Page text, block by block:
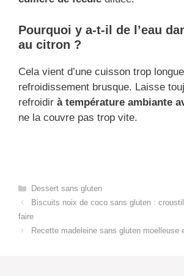
Pourquoi y a-t-il de l’eau
au citron ?
Cela vient d’une cuisson trop
refroidissement brusque. Laisse
refroidir à température ambiante
ne la couvre pas trop vite.
Categories
Dessert sans gluten
Biscuits noix de coco sans gluten :
faire
Recette madeleine sans gluten moelleuse